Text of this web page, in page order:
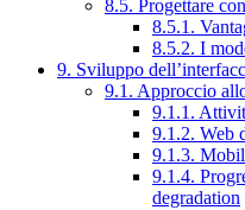
8.5. Progettare
8.5.1.
8.5.2. I
9. Sviluppo
9.1. Approccio
9.1.1.
9.1.2. Web
9.1.3.
9.1.4.
degradation